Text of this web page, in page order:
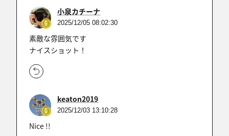
小泉カチーナ
2025/12/05 08:02:30
素敵な雰囲気です
ナイスショット！
keaton2019
2025/12/03 13:10:28
Nice !!